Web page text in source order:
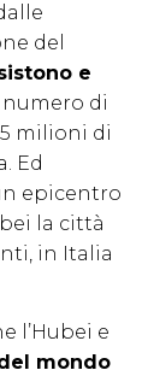
del
e
numero di
milioni di
Ed
epicentro
la città
in Italia
l’Hubei e
mondo